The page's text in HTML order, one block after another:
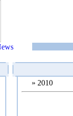
» 2010